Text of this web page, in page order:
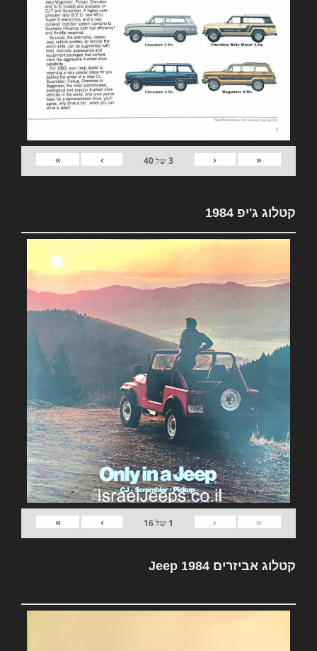
«
‹
3של40
›
»
קטלוג ג'יפ 1984
«
‹
1 של16
›
»
קטלוג אביזרים Jeep 1984